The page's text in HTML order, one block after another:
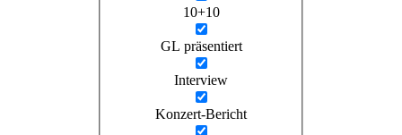
10+10
GL präsentiert
Interview
Konzert-Bericht